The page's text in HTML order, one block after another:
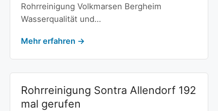
Rohrreinigung Volkmarsen Bergheim
Wasserqualität und…
Mehr erfahren →
Rohrreinigung Sontra Allendorf 192
mal gerufen